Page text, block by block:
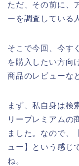
ただ、その前に、
ーを調査している
そこで今回、今す
を購入したい方向
商品のレビューな
まず、私自身は検
リープレミアムの
ました。なので
ュー】という感じ
ね。